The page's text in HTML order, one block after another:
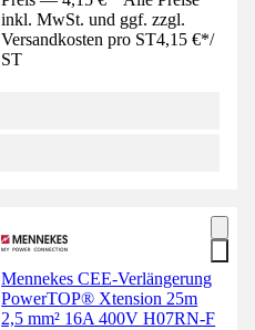
inkl. MwSt. und ggf. zzgl.
Versandkosten pro ST4,15 €*/
ST
Mennekes CEE-Verlängerung
PowerTOP® Xtension 25m
2,5 mm² 16A 400V H07RN-F